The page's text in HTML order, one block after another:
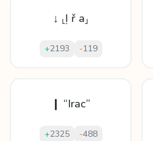
↓ ⸤Ị ř a⸥
+2193 -119
❙ “Irac”
+2325 -488